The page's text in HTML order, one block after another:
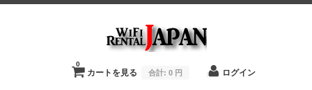
カートを見る
0
合計: 0 円 ログイン